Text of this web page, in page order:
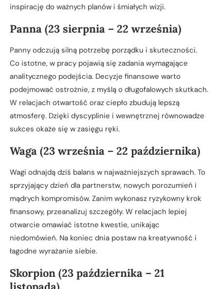
inspirację do ważnych planów i śmiałych wizji.
Panna (23 sierpnia – 22 września)
Panny odczują silną potrzebę porządku i skuteczności.
Co istotne, w pracy pojawią się zadania wymagające
analitycznego podejścia. Decyzje finansowe warto
podejmować ostrożnie, z myślą o długofalowych skutkach.
W relacjach otwartość oraz ciepło zbudują lepszą
atmosferę. Dzięki dyscyplinie i wewnętrznej równowadze
sukces okaże się w zasięgu ręki.
Waga (23 września – 22 października)
Wagi odnajdą dziś balans w najważniejszych sprawach. To
sprzyjający dzień dla partnerstw, nowych porozumień i
mądrych kompromisów. Zanim wykonasz ryzykowny krok
finansowy, przeanalizuj szczegóły. W relacjach lepiej
otwarcie omawiać istotne kwestie, unikając
niedomówień. Na koniec dnia postaw na kreatywność i
łagodne wyrażanie siebie.
Skorpion (23 października – 21